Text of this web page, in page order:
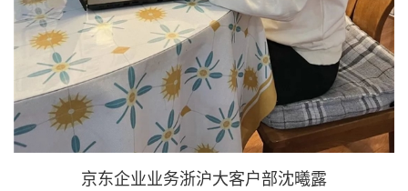
京东企业业务浙沪大客户部沈曦露